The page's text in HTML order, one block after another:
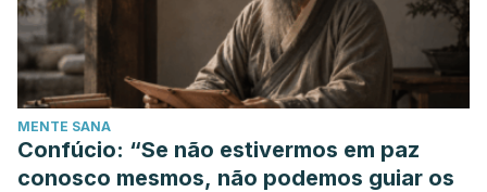
MENTE SANA
Confúcio: “Se não estivermos em paz
conosco mesmos, não podemos guiar os